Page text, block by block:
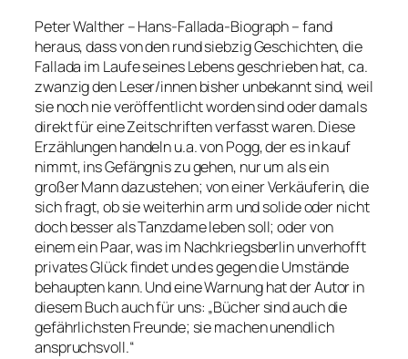
Peter Walther – Hans-Fallada-Biograph – fand
heraus, dass von den rund siebzig Geschichten, die
Fallada im Laufe seines Lebens geschrieben hat, ca.
zwanzig den Leser/innen bisher unbekannt sind, weil
sie noch nie veröffentlicht worden sind oder damals
direkt für eine Zeitschriften verfasst waren. Diese
Erzählungen handeln u.a. von Pogg, der es in kauf
nimmt, ins Gefängnis zu gehen, nur um als ein
großer Mann dazustehen; von einer Verkäuferin, die
sich fragt, ob sie weiterhin arm und solide oder nicht
doch besser als Tanzdame leben soll; oder von
einem ein Paar, was im Nachkriegsberlin unverhofft
privates Glück findet und es gegen die Umstände
behaupten kann. Und eine Warnung hat der Autor in
diesem Buch auch für uns: „Bücher sind auch die
gefährlichsten Freunde; sie machen unendlich
anspruchsvoll.“